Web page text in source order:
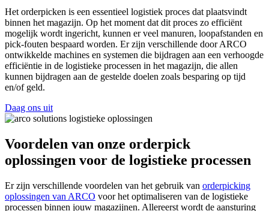
Het orderpicken is een essentieel logistiek proces dat plaatsvindt
binnen het magazijn. Op het moment dat dit proces zo efficiënt
mogelijk wordt ingericht, kunnen er veel manuren, loopafstanden en
pick-fouten bespaard worden. Er zijn verschillende door ARCO
ontwikkelde machines en systemen die bijdragen aan een verhoogde
efficiëntie in de logistieke processen in het magazijn, die allen
kunnen bijdragen aan de gestelde doelen zoals besparing op tijd
en/of geld.
Daag ons uit
Voordelen van onze orderpick
oplossingen voor de logistieke processen
Er zijn verschillende voordelen van het gebruik van orderpicking
oplossingen van ARCO voor het optimaliseren van de logistieke
processen binnen jouw magazijnen. Allereerst wordt de aansturing